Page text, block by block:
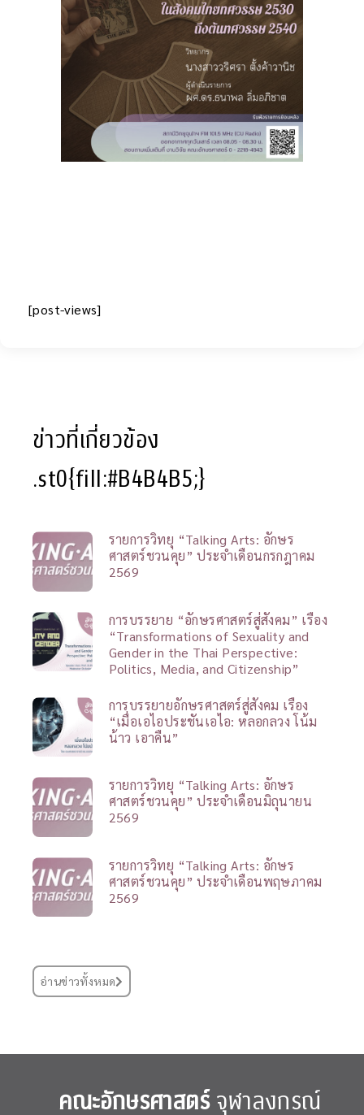
[post-views]
ข่าวที่เกี่ยวข้อง
.st0{fill:#B4B4B5;}
รายการวิทยุ “Talking Arts: อักษร
ศาสตร์ชวนคุย” ประจำเดือนกรกฎาคม
2569
การบรรยาย “อักษรศาสตร์สู่สังคม” เรื่อง
“Transformations of Sexuality and
Gender in the Thai Perspective:
Politics, Media, and Citizenship”
การบรรยายอักษรศาสตร์สู่สังคม เรื่อง
“เมื่อเอไอประชันเอไอ: หลอกลวง โน้ม
น้าว เอาคืน”
รายการวิทยุ “Talking Arts: อักษร
ศาสตร์ชวนคุย” ประจำเดือนมิถุนายน
2569
รายการวิทยุ “Talking Arts: อักษร
ศาสตร์ชวนคุย” ประจำเดือนพฤษภาคม
2569
อ่านข่าวทั้งหมด
คณะอักษรศาสตร์จุฬาลงกรณ์